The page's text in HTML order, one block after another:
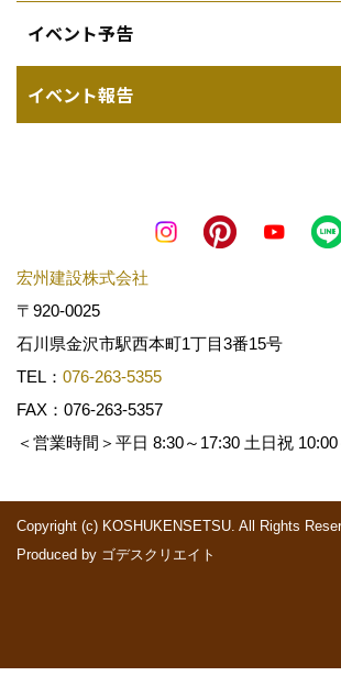
イベント予告
イベント報告
宏州建設株式会社
〒920-0025
石川県金沢市駅西本町1丁目3番15号
TEL： 076-263-5355
FAX：076-263-5357
＜営業時間＞平日 8:30～17:30 土日祝
Copyright (c) KOSHUKENSETSU. All Rights
Produced by ゴデスクリエイト